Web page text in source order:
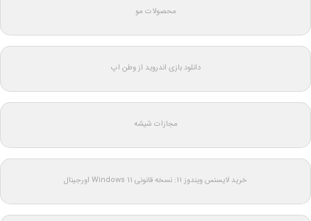
محصولات مو
دانلود بازی اندروید از وطن اپ
مجازات شیشه
خرید لایسنس ویندوز 11: نسخه قانونی Windows 11 اورجینال